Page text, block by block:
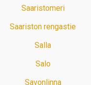
Saaristomeri
Saariston rengastie
Salla
Salo
Savonlinna